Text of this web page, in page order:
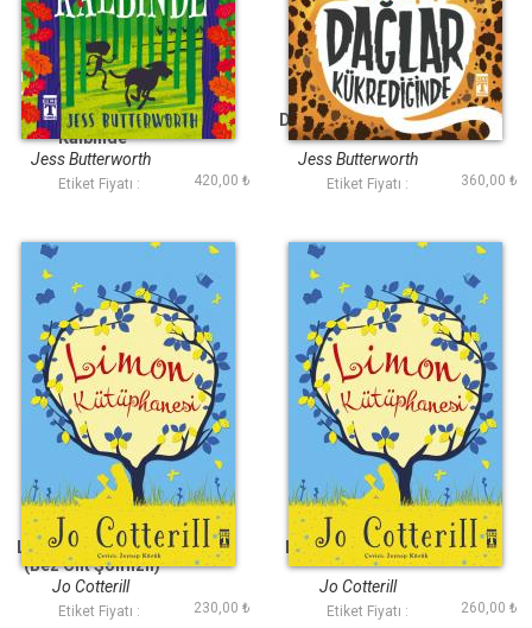
Vahşi Doğanın
Kalbinde
Jess Butterworth
Etiket Fiyatı : 420,00 ₺
Dağlar Kükrediğinde
Jess Butterworth
Etiket Fiyatı : 360,00 ₺
Limon Kütüphanesi
(Bez Cilt Şömizli)
Jo Cotterill
Etiket Fiyatı : 230,00 ₺
Limon Kütüphanesi
Jo Cotterill
Etiket Fiyatı : 260,00 ₺